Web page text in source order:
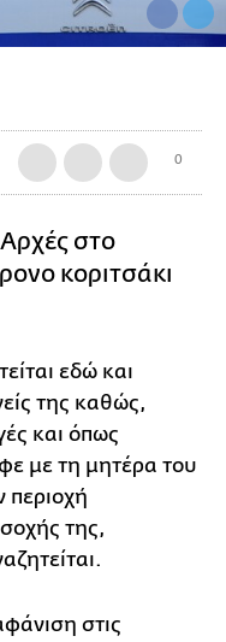
0
στο
κοριτσάκι
εδώ και
της καθώς,
και όπως
με τη μητέρα του
περιοχή
της,
στις